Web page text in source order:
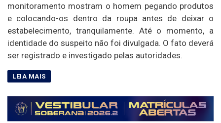
monitoramento mostram o homem pegando produtos
e colocando-os dentro da roupa antes de deixar o
estabelecimento, tranquilamente. Até o momento, a
identidade do suspeito não foi divulgada. O fato deverá
ser registrado e investigado pelas autoridades.